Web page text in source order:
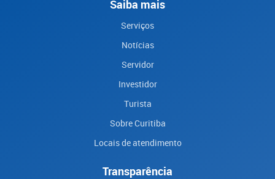
Saiba mais
Serviços
Notícias
Servidor
Investidor
Turista
Sobre Curitiba
Locais de atendimento
Transparência